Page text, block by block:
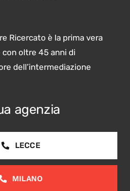
Ricercato è la prima vera
oltre 45 anni di
dell’intermediazione
agenzia
LECCE
MILANO